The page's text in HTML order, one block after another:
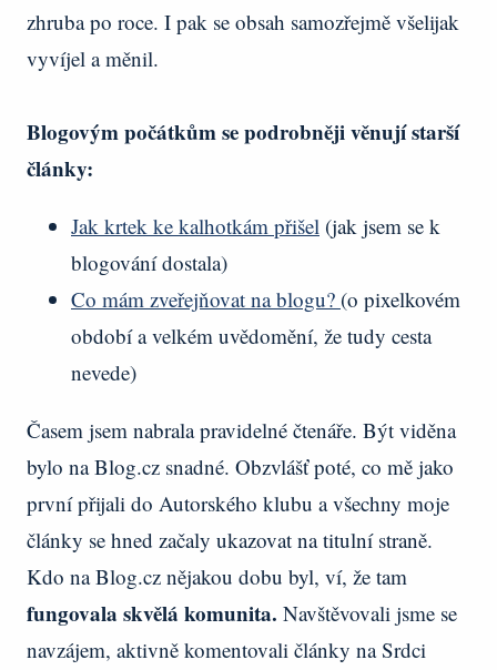
zhruba po roce. I pak se obsah samozřejmě všelijak
vyvíjel a měnil.
Blogovým počátkům se podrobněji věnují starší
články:
Jak krtek ke kalhotkám přišel (jak jsem se k
blogování dostala)
Co mám zveřejňovat na blogu? (o pixelkovém
období a velkém uvědomění, že tudy cesta
nevede)
Časem jsem nabrala pravidelné čtenáře. Být viděna
bylo na Blog.cz snadné. Obzvlášť poté, co mě jako
první přijali do Autorského klubu a všechny moje
články se hned začaly ukazovat na titulní straně.
Kdo na Blog.cz nějakou dobu byl, ví, že tam
fungovala skvělá komunita. Navštěvovali jsme se
navzájem, aktivně komentovali články na Srdci